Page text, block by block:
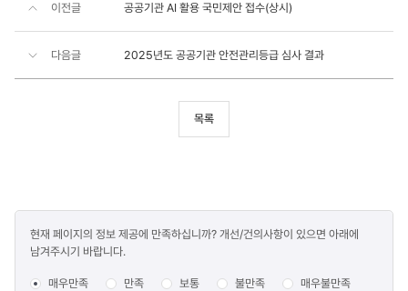
이전글 공공기관 AI 활용 국민제안 접수(상시)
다음글 2025년도 공공기관 안전관리등급 심사 결과
목록
만족도
조사
현재 페이지의 정보 제공에 만족하십니까? 개선/건의사항이 있으면 아래에
남겨주시기 바랍니다.
매우만족 만족 보통 불만족 매우불만족